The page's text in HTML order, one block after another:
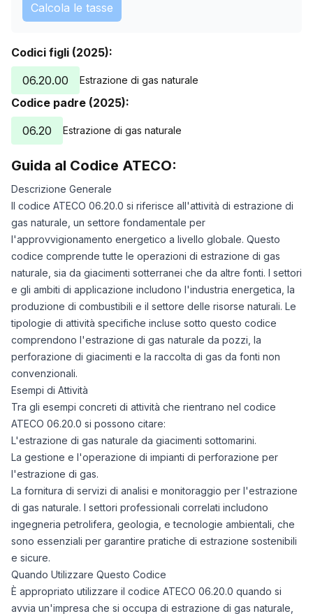
Calcola le tasse
Codici figli (2025):
06.20.00
Estrazione di gas naturale
Codice padre (2025):
06.20
Estrazione di gas naturale
Guida al Codice ATECO:
Descrizione Generale
Il codice ATECO 06.20.0 si riferisce all'attività di estrazione di
gas naturale, un settore fondamentale per
l'approvvigionamento energetico a livello globale. Questo
codice comprende tutte le operazioni di estrazione di gas
naturale, sia da giacimenti sotterranei che da altre fonti. I settori
e gli ambiti di applicazione includono l'industria energetica, la
produzione di combustibili e il settore delle risorse naturali. Le
tipologie di attività specifiche incluse sotto questo codice
comprendono l'estrazione di gas naturale da pozzi, la
perforazione di giacimenti e la raccolta di gas da fonti non
convenzionali.
Esempi di Attività
Tra gli esempi concreti di attività che rientrano nel codice
ATECO 06.20.0 si possono citare:
L'estrazione di gas naturale da giacimenti sottomarini.
La gestione e l'operazione di impianti di perforazione per
l'estrazione di gas.
La fornitura di servizi di analisi e monitoraggio per l'estrazione
di gas naturale. I settori professionali correlati includono
ingegneria petrolifera, geologia, e tecnologie ambientali, che
sono essenziali per garantire pratiche di estrazione sostenibili
e sicure.
Quando Utilizzare Questo Codice
È appropriato utilizzare il codice ATECO 06.20.0 quando si
avvia un'impresa che si occupa di estrazione di gas naturale,